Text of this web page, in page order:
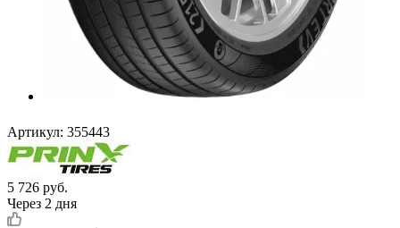
Артикул: 355443
5 726 руб.
Через 2 дня